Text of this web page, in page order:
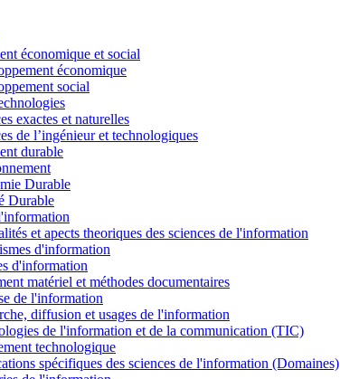
économique et social
économique
social
exactes et naturelles
de l’ingénieur et technologiques
durable
Durable
Durable
et apects theoriques des sciences de l'information
d'information
d'information
matériel et méthodes documentaires
de l'information
diffusion et usages de l'information
de l'information et de la communication (TIC)
technologique
spécifiques des sciences de l'information (Domaines)